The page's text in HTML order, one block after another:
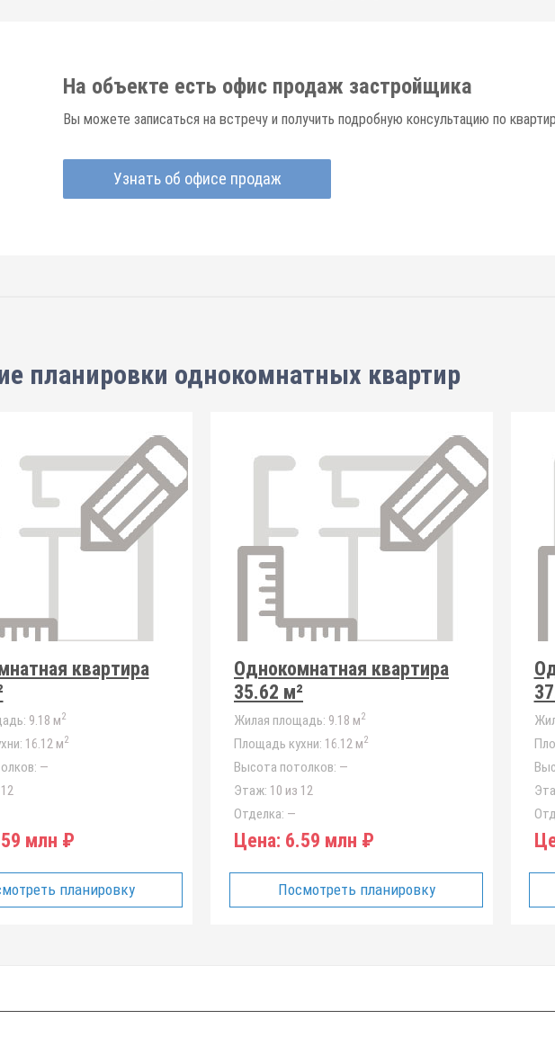
На объекте есть офис продаж застройщика
Вы можете записаться на встречу и получить подробную консультацию по
Узнать об офисе продаж
планировки однокомнатных квартир
квартира
9.18 м2
16.12 м2
—
млн ₽
планировку
Однокомнатная квартира
35.62 м²
Жилая площадь: 9.18 м2
Площадь кухни: 16.12 м2
Высота потолков: —
Этаж: 10 из 12
Отделка: —
Цена: 6.59 млн ₽
Посмотреть планировку